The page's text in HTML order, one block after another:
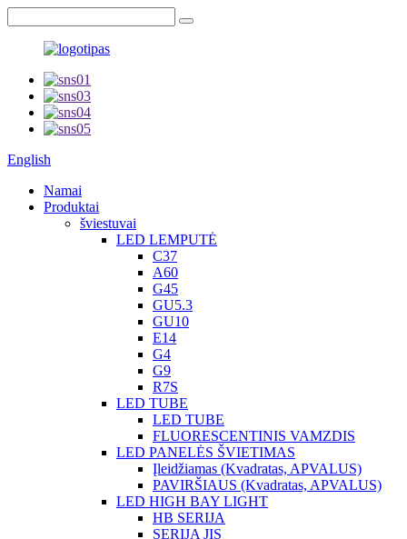
English
Namai
Produktai
šviestuvai
LED LEMPUTĖ
C37
A60
G45
GU5.3
GU10
E14
G4
G9
R7S
LED TUBE
LED TUBE
FLUORESCENTINIS VAMZDIS
LED PANELĖS ŠVIETIMAS
Įleidžiamas (Kvadratas, APVALUS)
PAVIRŠIAUS (Kvadratas, APVALUS)
LED HIGH BAY LIGHT
HB SERIJA
SERIJA JIS